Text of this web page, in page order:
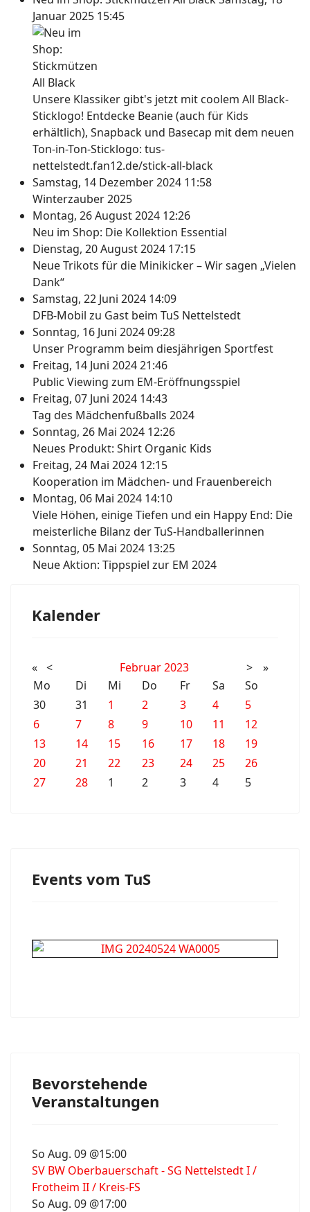
Januar 2025 15:45
Unsere Klassiker gibt's jetzt mit coolem All Black-
Sticklogo! Entdecke Beanie (auch für Kids
erhältlich), Snapback und Basecap mit dem neuen
Ton-in-Ton-Sticklogo: tus-
nettelstedt.fan12.de/stick-all-black
Samstag, 14 Dezember 2024 11:58
Winterzauber 2025
Montag, 26 August 2024 12:26
Neu im Shop: Die Kollektion Essential
Dienstag, 20 August 2024 17:15
Neue Trikots für die Minikicker – Wir sagen „Vielen
Dank“
Samstag, 22 Juni 2024 14:09
DFB-Mobil zu Gast beim TuS Nettelstedt
Sonntag, 16 Juni 2024 09:28
Unser Programm beim diesjährigen Sportfest
Freitag, 14 Juni 2024 21:46
Public Viewing zum EM-Eröffnungsspiel
Freitag, 07 Juni 2024 14:43
Tag des Mädchenfußballs 2024
Sonntag, 26 Mai 2024 12:26
Neues Produkt: Shirt Organic Kids
Freitag, 24 Mai 2024 12:15
Kooperation im Mädchen- und Frauenbereich
Montag, 06 Mai 2024 14:10
Viele Höhen, einige Tiefen und ein Happy End: Die
meisterliche Bilanz der TuS-Handballerinnen
Sonntag, 05 Mai 2024 13:25
Neue Aktion: Tippspiel zur EM 2024
Kalender
« < Februar2023 >
»
Mo
Di Mi Do Fr Sa
So
30
31 1 2 3 4
5
6
7 8 9 10 11
12
13
14 15 16 17 18
19
20
21 22 23 24 25
26
27
28 1 2 3 4 5
Events vom TuS
Bevorstehende
Veranstaltungen
So Aug. 09 @15:00
SV BW Oberbauerschaft - SG Nettelstedt I /
Frotheim II / Kreis-FS
So Aug. 09 @17:00